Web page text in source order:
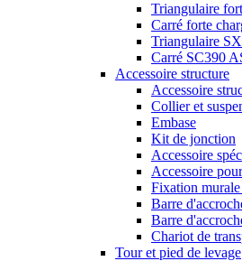
Triangulaire
Carré forte
Triangulaire
Carré SC390
Accessoire structure
Accessoire
Collier et
Embase
Kit de jonction
Accessoire
Accessoire
Fixation
Barre
Barre
Chariot de
Tour et pied de levage